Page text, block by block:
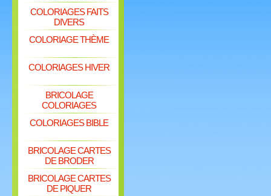
COLORIAGES FAITS
DIVERS
COLORIAGE THÈME
COLORIAGES HIVER
BRICOLAGE
COLORIAGES
COLORIAGES BIBLE
BRICOLAGE CARTES
DE BRODER
BRICOLAGE CARTES
DE PIQUER